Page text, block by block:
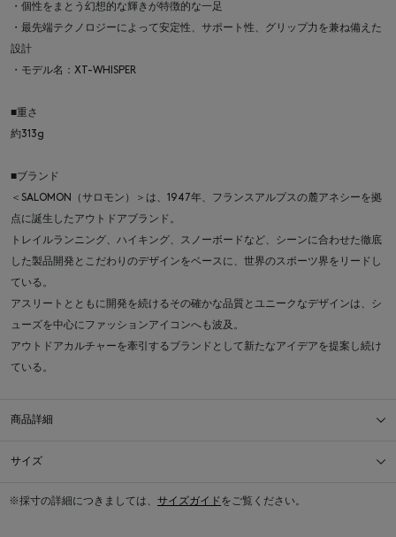
・個性をまとう幻想的な輝きが特徴的な一足
・最先端テクノロジーによって安定性、サポート性、グリップ力を兼ね備えた
設計
・モデル名：XT-WHISPER
■重さ
約313g
■ブランド
＜SALOMON（サロモン）＞は、1947年、フランスアルプスの麓アネシーを拠
点に誕生したアウトドアブランド。
トレイルランニング、ハイキング、スノーボードなど、シーンに合わせた徹底
した製品開発とこだわりのデザインをベースに、世界のスポーツ界をリードし
ている。
アスリートとともに開発を続けるその確かな品質とユニークなデザインは、シ
ューズを中心にファッションアイコンへも波及。
アウトドアカルチャーを牽引するブランドとして新たなアイデアを提案し続け
ている。
商品詳細
サイズ
※採寸の詳細につきましては、 サイズガイドをご覧ください。